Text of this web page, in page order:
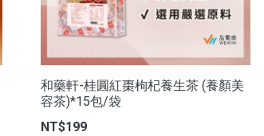
和藥軒-桂圓紅棗枸杞養生茶 (養顏美
容茶)*15包/袋
NT$199